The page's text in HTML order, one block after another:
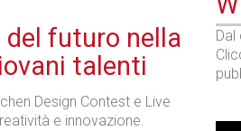
del futuro nella
talenti
Design Contest e Live
e innovazione.